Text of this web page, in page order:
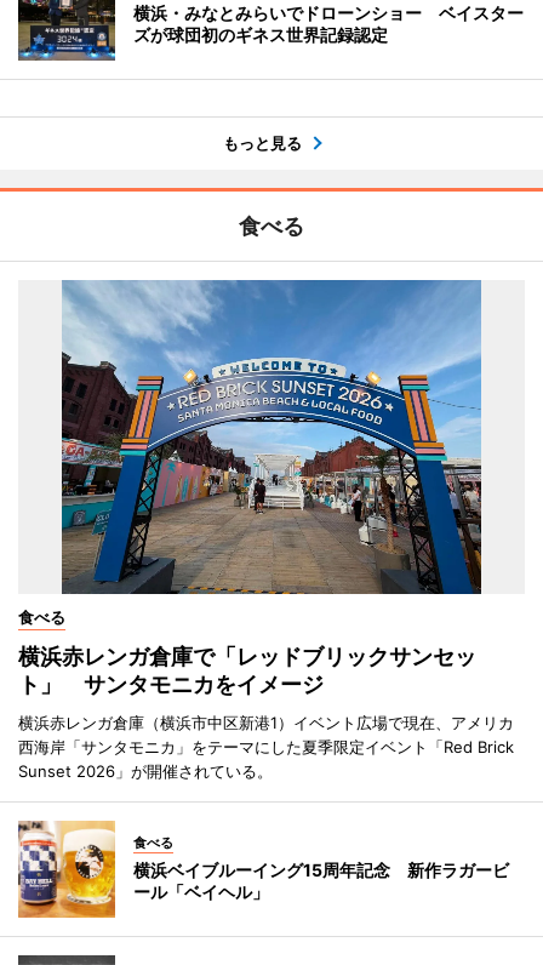
横浜・みなとみらいでドローンショー ベイスター
ズが球団初のギネス世界記録認定
もっと見る
食べる
食べる
横浜赤レンガ倉庫で「レッドブリックサンセッ
ト」 サンタモニカをイメージ
横浜赤レンガ倉庫（横浜市中区新港1）イベント広場で現在、アメリカ
西海岸「サンタモニカ」をテーマにした夏季限定イベント「Red Brick
Sunset 2026」が開催されている。
食べる
横浜ベイブルーイング15周年記念 新作ラガービ
ール「ベイヘル」